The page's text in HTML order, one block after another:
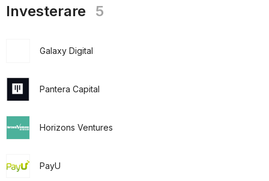
Investerare 5
Galaxy Digital
Pantera Capital
Horizons Ventures
PayU